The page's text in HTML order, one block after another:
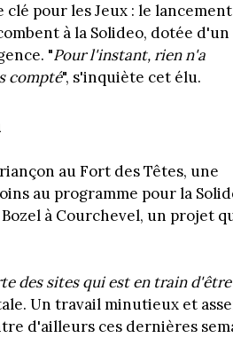
pour les Jeux : le
à la Solideo, dotée d'un
"Pour l'instant, rien n'a
compté", s'inquiète cet élu.
au Fort des Têtes, une
au programme pour la
à Courchevel, un projet
des sites qui est en train d'être
Un travail minutieux et
d'ailleurs ces dernières